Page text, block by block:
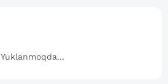
Yuklanmoqda...